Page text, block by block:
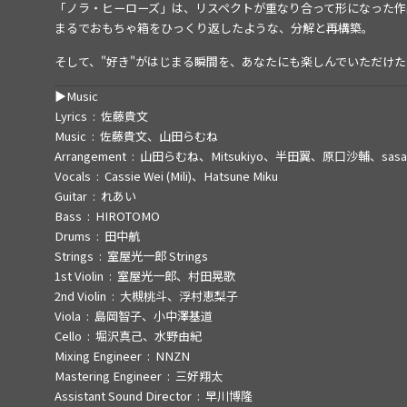
「ノラ・ヒーローズ」は、リスペクトが重なり合って形になった作
まるでおもちゃ箱をひっくり返したような、分解と再構築。
そして、"好き"がはじまる瞬間を、あなたにも楽しんでいただけた
Music
Lyrics
佐藤貴文
Music
佐藤貴文、山田らむね
Arrangement
山田らむね、Mitsukiyo、半田翼、原口沙輔、
Vocals
Cassie Wei (Mili)、Hatsune Miku
Guitar
れあい
Bass
HIROTOMO
Drums
田中航
Strings
室屋光一郎 Strings
1st Violin
室屋光一郎、村田晃歌
2nd Violin
大槻桃斗、浮村恵梨子
Viola
島岡智子、小中澤基道
Cello
堀沢真己、水野由紀
Mixing Engineer
NNZN
Mastering Engineer
三好翔太
Assistant Sound Director
早川博隆